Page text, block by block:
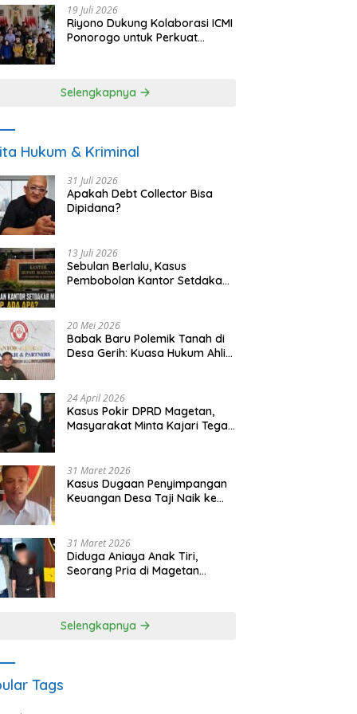
19 Juli 2026
Riyono Dukung Kolaborasi ICMI
Ponorogo untuk Perkuat
Selengkapnya
Hukum & Kriminal
31 Juli 2026
Apakah Debt Collector Bisa
Dipidana?
13 Juli 2026
Sebulan Berlalu, Kasus
Pembobolan Kantor Setdakab
20 Mei 2026
Babak Baru Polemik Tanah di
Desa Gerih: Kuasa Hukum Ahli
24 April 2026
Kasus Pokir DPRD Magetan,
Masyarakat Minta Kajari Tegak
31 Maret 2026
Kasus Dugaan Penyimpangan
Keuangan Desa Taji Naik ke
31 Maret 2026
Diduga Aniaya Anak Tiri,
Seorang Pria di Magetan
Selengkapnya
Tags